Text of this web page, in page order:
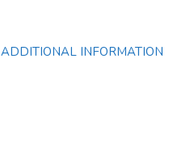
ADDITIONAL INFORMATION